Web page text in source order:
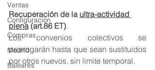
Ventas
Configuración
Compras
Madrid
Baleares
Recuperación de la ultra-actividad
plena (art.86 ET).
Los convenios colectivos se
prorrogarán hasta que sean sustituidos
por otros nuevos, sin límite temporal.